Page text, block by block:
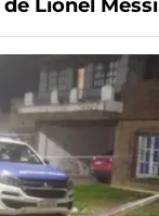
Lionel Messi